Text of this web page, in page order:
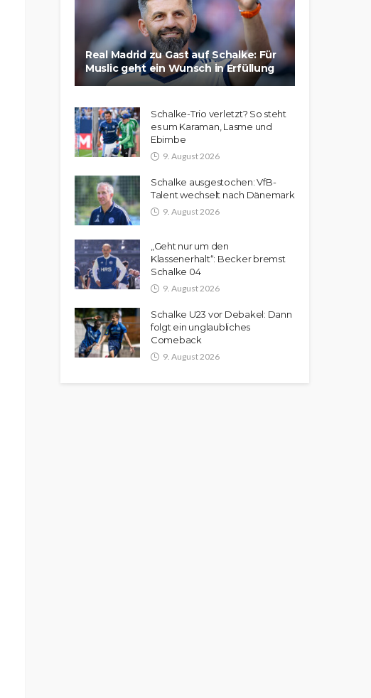
Real Madrid zu Gast auf Schalke: Für
Muslic geht ein Wunsch in Erfüllung
Schalke-Trio verletzt? So steht
es um Karaman, Lasme und
Ebimbe
9. August 2026
Schalke ausgestochen: VfB-
Talent wechselt nach Dänemark
9. August 2026
„Geht nur um den
Klassenerhalt“: Becker bremst
Schalke 04
9. August 2026
Schalke U23 vor Debakel: Dann
folgt ein unglaubliches
Comeback
9. August 2026